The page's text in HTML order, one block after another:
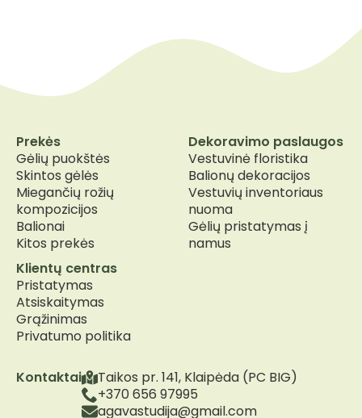
Kontaktai
Taikos pr. 141, Klaipėda (PC BIG)
+370 656 97995
agavastudija@gmail.com
Prekės
Gėlių puokštės
Skintos gėlės
Miegančių rožių
kompozicijos
Balionai
Kitos prekės
Dekoravimo paslaugos
Vestuvinė floristika
Balionų dekoracijos
Vestuvių inventoriaus
nuoma
Gėlių pristatymas į
namus
Klientų centras
Pristatymas
Atsiskaitymas
Grąžinimas
Privatumo politika